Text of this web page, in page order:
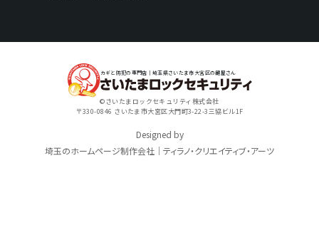
カギと防犯の専門店｜埼玉県さいたま市大宮区の鍵屋さん
©さいたまロックセキュリティ株式会社
〒330-0846 さいたま市大宮区大門町3-22-3三協ビル1F
Designed by
埼玉のホームページ制作会社｜ティラノ・クリエイティブ・アーツ